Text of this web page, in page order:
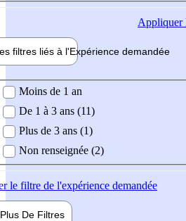
Appliquer
filtres liés à l'Expérience demandée
demandée
Moins de 1 an
De 1 à 3 ans (11)
Plus de 3 ans (1)
Non renseignée (2)
le filtre de l'expérience demandée
Plus De Filtres